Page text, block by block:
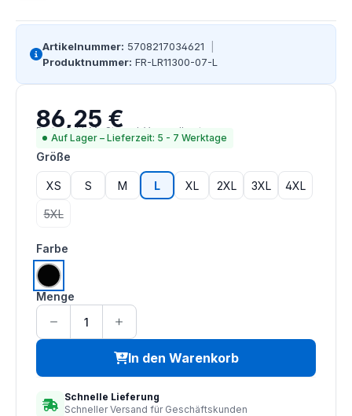
Artikelnummer: 5708217034621
Produktnummer: FR-LR11300-07-L
Regulärer Preis:
86,25 €
Preise inkl. MwSt. zzgl. Versandkosten
Auf Lager – Lieferzeit: 5 - 7 Werktage
Größe
XS S M L XL 2XL 3XL 4XL
5XL(Diese Option ist zurzeit nicht verfügbar.)
Farbe
schwarz
Menge
In den Warenkorb
Schnelle Lieferung
Schneller Versand für Geschäftskunden